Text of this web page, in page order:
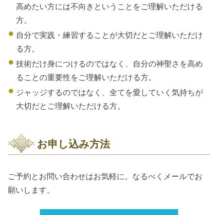
高めたい方には不向きということをご理解いただける
方。
自分で実践・練習することが大切だとご理解いただけ
る方。
技術だけ身につけるのではなく、自分の神聖さを高め
ることの重要性をご理解いただける方。
ジャッジするのではなく、全てを愛していく気持ちが
大切だとご理解いただける方。
お申し込み方法
ご予約とお問い合わせはお気軽に。なるべくメールでお
願いします。